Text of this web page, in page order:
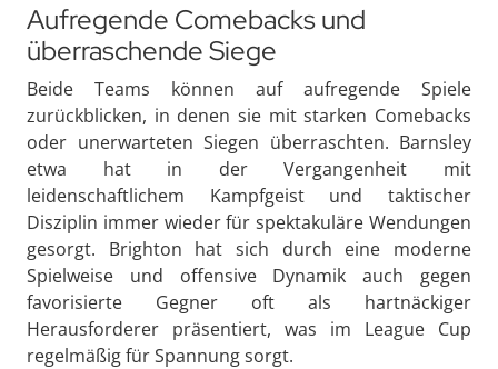
Aufregende Comebacks und
überraschende Siege
Beide Teams können auf aufregende Spiele
zurückblicken, in denen sie mit starken Comebacks
oder unerwarteten Siegen überraschten. Barnsley
etwa hat in der Vergangenheit mit
leidenschaftlichem Kampfgeist und taktischer
Disziplin immer wieder für spektakuläre Wendungen
gesorgt. Brighton hat sich durch eine moderne
Spielweise und offensive Dynamik auch gegen
favorisierte Gegner oft als hartnäckiger
Herausforderer präsentiert, was im League Cup
regelmäßig für Spannung sorgt.